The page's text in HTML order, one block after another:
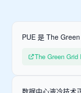
PUE 是 The
The Green Grid
数据中心液冷技术